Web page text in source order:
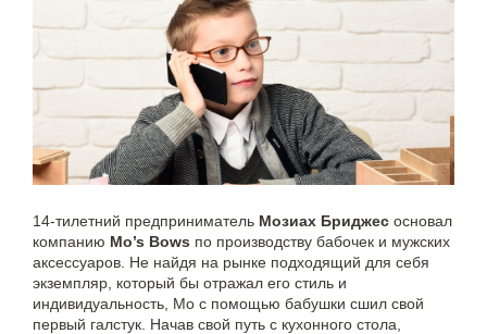
14-тилетний предприниматель Мозиах Бриджес основал
компанию Mo’s Bows по производству бабочек и мужских
аксессуаров. Не найдя на рынке подходящий для себя
экземпляр, который бы отражал его стиль и
индивидуальность, Мо с помощью бабушки сшил свой
первый галстук. Начав свой путь с кухонного стола,